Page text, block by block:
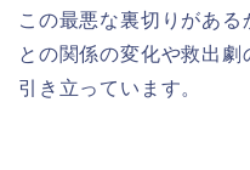
この最悪な裏切りがあ
との関係の変化や救出
引き立っています。